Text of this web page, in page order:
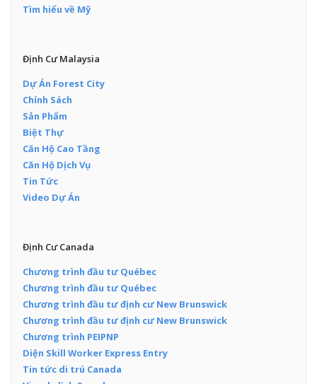
Tìm hiểu về Mỹ
Định Cư Malaysia
Dự Án Forest City
Chính Sách
Sản Phẩm
Biệt Thự
Căn Hộ Cao Tầng
Căn Hộ Dịch Vụ
Tin Tức
Video Dự Án
Định Cư Canada
Chương trình đầu tư Québec
Chương trình đầu tư Québec
Chương trình đầu tư định cư New Brunswick
Chương trình đầu tư định cư New Brunswick
Chương trình PEIPNP
Diện Skill Worker Express Entry
Tin tức di trú Canada